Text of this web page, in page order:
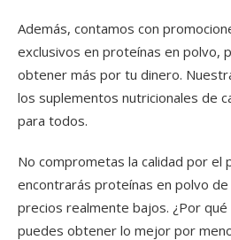
Además, contamos con
exclusivos en proteínas en polvo,
obtener más por tu dinero.
los suplementos nutricionales de
para todos.
No comprometas la calidad por el
encontrarás proteínas en polvo de
precios realmente bajos. ¿Por qué
puedes obtener lo mejor por